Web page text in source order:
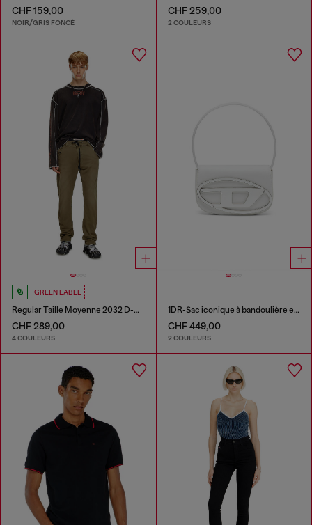
CHF 159,00
NOIR/GRIS FONCÉ
CHF 259,00
2 COULEURS
GREEN LABEL
Regular Taille Moyenne 2032 D-Krooley Joggjeans®
CHF 289,00
4 COULEURS
1DR-Sac iconique à bandoulière en cuir nappa
CHF 449,00
2 COULEURS